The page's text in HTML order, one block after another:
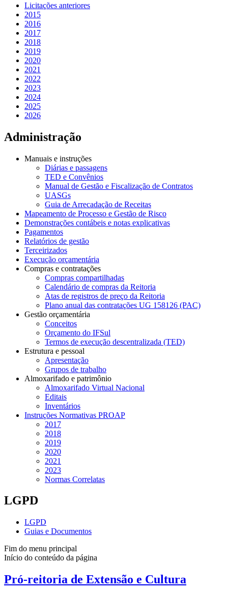
Licitações anteriores
2015
2016
2017
2018
2019
2020
2021
2022
2023
2024
2025
2026
Administração
Manuais e instruções
Diárias e passagens
TED e Convênios
Manual de Gestão e Fiscalização de Contratos
UASGs
Guia de Arrecadação de Receitas
Mapeamento de Processo e Gestão de Risco
Demonstrações contábeis e notas explicativas
Pagamentos
Relatórios de gestão
Terceirizados
Execução orçamentária
Compras e contratações
Compras compartilhadas
Calendário de compras da Reitoria
Atas de registros de preço da Reitoria
Plano anual das contratações UG 158126 (PAC)
Gestão orçamentária
Conceitos
Orçamento do IFSul
Termos de execução descentralizada (TED)
Estrutura e pessoal
Apresentação
Grupos de trabalho
Almoxarifado e patrimônio
Almoxarifado Virtual Nacional
Editais
Inventários
Instruções Normativas PROAP
2017
2018
2019
2020
2021
2023
Normas Correlatas
LGPD
LGPD
Guias e Documentos
Fim do menu principal
Início do conteúdo da página
Pró-reitoria de Extensão e Cultura